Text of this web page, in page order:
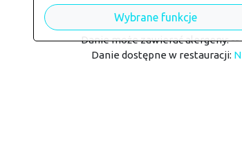
Alergeny
Danie może zawierać alergeny: --
Danie dostępne w restauracji:
Wybrane funkcje